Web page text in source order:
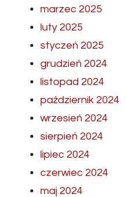
marzec 2025
luty 2025
styczeń 2025
grudzień 2024
listopad 2024
październik 2024
wrzesień 2024
sierpień 2024
lipiec 2024
czerwiec 2024
maj 2024